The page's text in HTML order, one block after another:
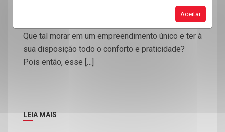
Aceitar
Que tal morar em um empreendimento único e ter à
sua disposição todo o conforto e praticidade?
Pois então, esse […]
LEIA MAIS